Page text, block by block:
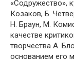
«Содружество»,
Козаков, Б.
Н. Браун, М.
качестве
творчества А.
основанием его